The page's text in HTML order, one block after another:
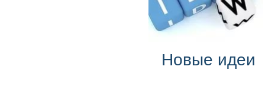
Новые идеи